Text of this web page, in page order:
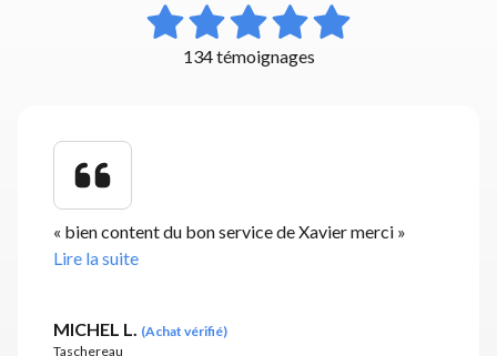
134 témoignages
« bien content du bon service de Xavier merci »
Lire la suite
MICHEL L. (Achat vérifié)
Taschereau